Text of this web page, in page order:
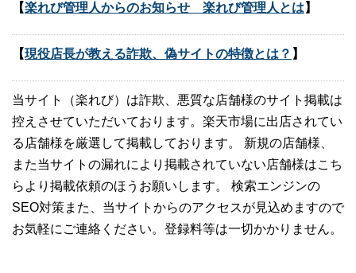
【楽れび管理人からのお知らせ 楽れび管理人とは 】
【現役店長が教える詐欺、偽サイトの特徴とは？ 】
当サイト（楽れび）は詐欺、悪質な店舗様のサイト掲載は
控えさせていただいております。楽天市場に出店されてい
る店舗様を厳選して掲載しております。 新規の店舗様、
また当サイトの漏れにより掲載されていない店舗様はこち
らより掲載依頼のほうお願いします。 検索エンジンの
SEO対策また、当サイトからのアクセスが見込めますので
お気軽にご連絡ください。登録料等は一切かかりません。